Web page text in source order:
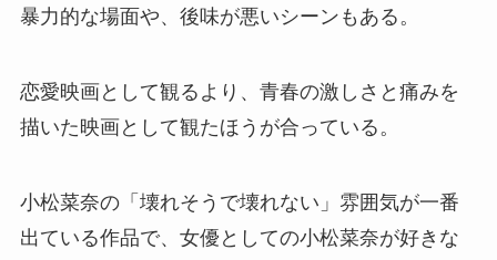
暴力的な場面や、後味が悪いシーンもある。
恋愛映画として観るより、青春の激しさと痛みを
描いた映画として観たほうが合っている。
小松菜奈の「壊れそうで壊れない」雰囲気が一番
出ている作品で、女優としての小松菜奈が好きな